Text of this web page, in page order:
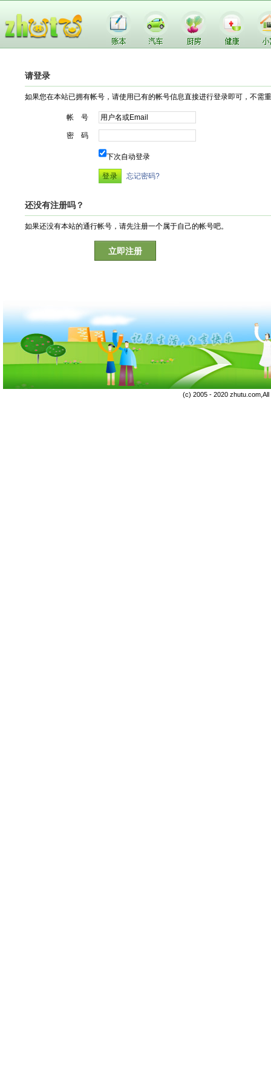
请登录
如果您在本站已拥有帐号，请使用已有的帐号信息直接进行登录即可，不需
帐 号
密 码
下次自动登录
忘记密码?
还没有注册吗？
如果还没有本站的通行帐号，请先注册一个属于自己的帐号吧。
立即注册
(c) 2005 - 2020